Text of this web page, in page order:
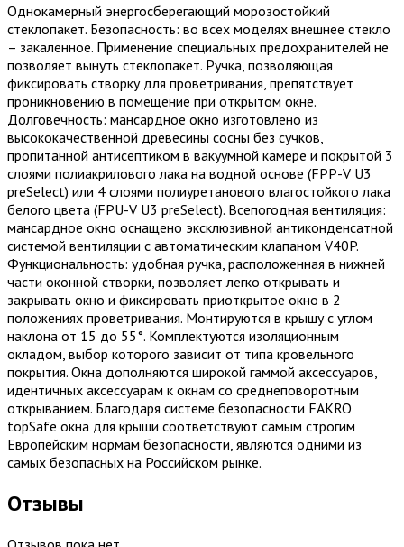
Однокамерный энергосберегающий морозостойкий
стеклопакет. Безопасность: во всех моделях внешнее стекло
– закаленное. Применение специальных предохранителей не
позволяет вынуть стеклопакет. Ручка, позволяющая
фиксировать створку для проветривания, препятствует
проникновению в помещение при открытом окне.
Долговечность: мансардное окно изготовлено из
высококачественной древесины сосны без сучков,
пропитанной антисептиком в вакуумной камере и покрытой 3
слоями полиакрилового лака на водной основе (FPP-V U3
preSelect) или 4 слоями полиуретанового влагостойкого лака
белого цвета (FPU-V U3 preSelect). Всепогодная вентиляция:
мансардное окно оснащено эксклюзивной антиконденсатной
системой вентиляции с автоматическим клапаном V40P.
Функциональность: удобная ручка, расположенная в нижней
части оконной створки, позволяет легко открывать и
закрывать окно и фиксировать приоткрытое окно в 2
положениях проветривания. Монтируются в крышу с углом
наклона от 15 до 55°. Комплектуются изоляционным
окладом, выбор которого зависит от типа кровельного
покрытия. Окна дополняются широкой гаммой аксессуаров,
идентичных аксессуарам к окнам со среднеповоротным
открыванием. Благодаря системе безопасности FAKRO
topSafe окна для крыши соответствуют самым строгим
Европейским нормам безопасности, являются одними из
самых безопасных на Российском рынке.
Отзывы